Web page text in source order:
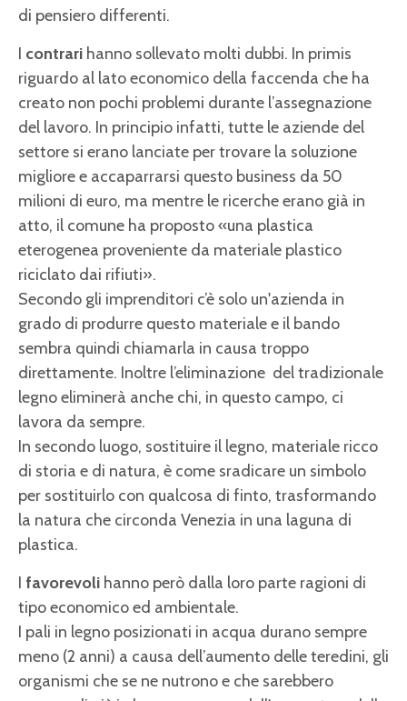
di pensiero differenti.
I contrari hanno sollevato molti dubbi. In primis
riguardo al lato economico della faccenda che ha
creato non pochi problemi durante l’assegnazione
del lavoro. In principio infatti, tutte le aziende del
settore si erano lanciate per trovare la soluzione
migliore e accaparrarsi questo business da 50
milioni di euro, ma mentre le ricerche erano già in
atto, il comune ha proposto «una plastica
eterogenea proveniente da materiale plastico
riciclato dai rifiuti».
Secondo gli imprenditori c’è solo un'azienda in
grado di produrre questo materiale e il bando
sembra quindi chiamarla in causa troppo
direttamente. Inoltre l’eliminazione del tradizionale
legno eliminerà anche chi, in questo campo, ci
lavora da sempre.
In secondo luogo, sostituire il legno, materiale ricco
di storia e di natura, è come sradicare un simbolo
per sostituirlo con qualcosa di finto, trasformando
la natura che circonda Venezia in una laguna di
plastica.
I favorevoli hanno però dalla loro parte ragioni di
tipo economico ed ambientale.
I pali in legno posizionati in acqua durano sempre
meno (2 anni) a causa dell’aumento delle teredini, gli
organismi che se ne nutrono e che sarebbero